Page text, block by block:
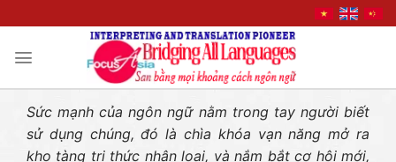
Sức mạnh của ngôn ngữ nằm trong tay người biết
sử dụng chúng, đó là chìa khóa vạn năng mở ra
kho tàng tri thức nhân loại, và nắm bắt cơ hội mới,